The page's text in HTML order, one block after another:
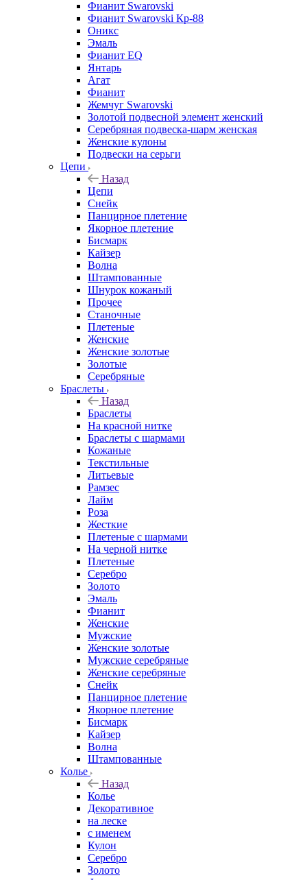
Фианит Swarovski
Фианит Swarovski Кр-88
Оникс
Эмаль
Фианит EQ
Янтарь
Агат
Фианит
Жемчуг Swarovski
Золотой подвесной элемент женcкий
Серебряная подвеска-шарм женская
Женские кулоны
Подвески на серьги
Цепи
Назад
Цепи
Снейк
Панцирное плетение
Якорное плетение
Бисмарк
Кайзер
Волна
Штампованные
Шнурок кожаный
Прочее
Станочные
Плетеные
Женские
Женские золотые
Золотые
Серебряные
Браслеты
Назад
Браслеты
На красной нитке
Браслеты с шармами
Кожаные
Текстильные
Литьевые
Рамзес
Лайм
Роза
Жесткие
Плетеные с шармами
На черной нитке
Плетеные
Серебро
Золото
Эмаль
Фианит
Женские
Мужские
Женские золотые
Мужские серебряные
Женские серебряные
Снейк
Панцирное плетение
Якорное плетение
Бисмарк
Кайзер
Волна
Штампованные
Колье
Назад
Колье
Декоративное
на леске
с именем
Кулон
Серебро
Золото